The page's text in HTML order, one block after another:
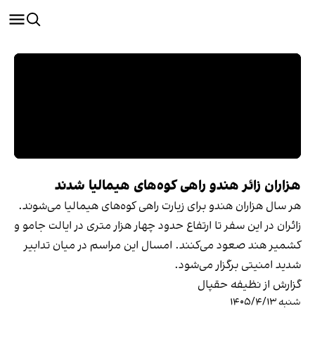
هزاران زائر هندو راهی کوه‌های هیمالیا شدند
هر سال هزاران هندو برای زیارت راهی کوه‌های هیمالیا می‌شوند.
زائران در این سفر تا ارتفاع حدود چهار هزار متری در ایالت جامو و
کشمیر هند صعود می‌کنند. امسال این مراسم در میان تدابیر
شدید امنیتی برگزار می‌شود.
گزارش از نظیفه حقپال
شنبه ۱۴۰۵/۴/۱۳